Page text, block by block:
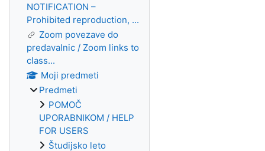
NOTIFICATION –
Prohibited reproduction, ...
Zoom povezave do
predavalnic / Zoom links to
class...
Moji predmeti
Predmeti
POMOČ
UPORABNIKOM / HELP
FOR USERS
Študijsko leto